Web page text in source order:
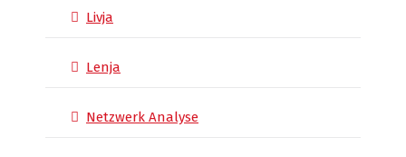
Livja
Lenja
Netzwerk Analyse